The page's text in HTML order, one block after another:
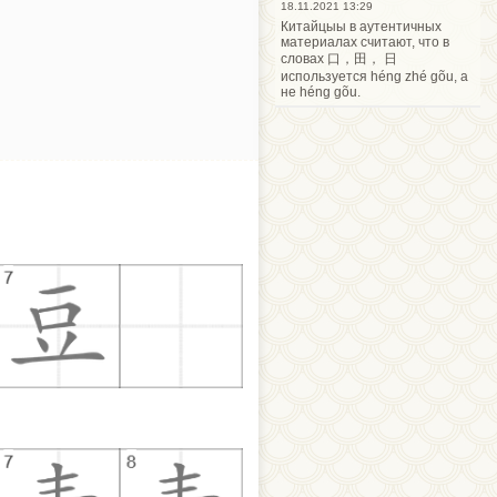
18.11.2021 13:29
Китайцыы в аутентичных
материалах считают, что в
словах 口，田， 日
используется héng zhé gõu, а
не héng gõu.